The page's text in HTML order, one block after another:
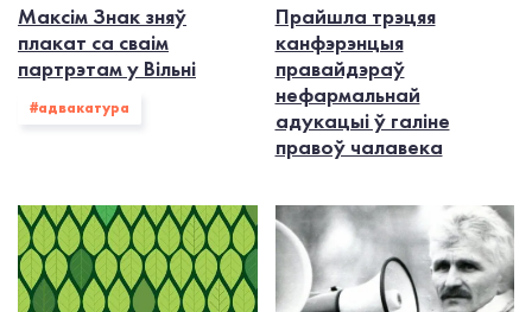
Максім Знак зняў
плакат са сваім
партрэтам у Вільні
#адвакатура
Прайшла трэцяя
канфэрэнцыя
правайдэраў
нефармальнай
адукацыі ў галіне
правоў чалавека